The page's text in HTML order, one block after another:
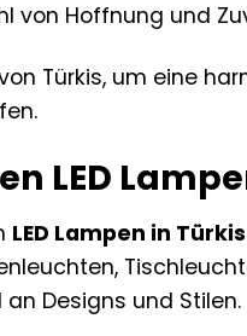
von Hoffnung und
Türkis, um eine
LED
LED Lampen in Türkis
Designs und Stilen.